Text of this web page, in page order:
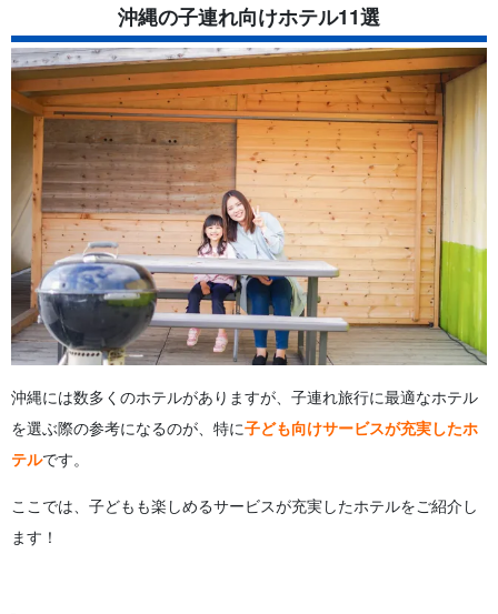
沖縄の子連れ向けホテル11選
沖縄には数多くのホテルがありますが、子連れ旅行に最適なホテル
を選ぶ際の参考になるのが、特に子ども向けサービスが充実したホ
テルです。
ここでは、子どもも楽しめるサービスが充実したホテルをご紹介し
ます！